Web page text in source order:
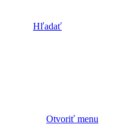
Hľadať
Otvoriť menu